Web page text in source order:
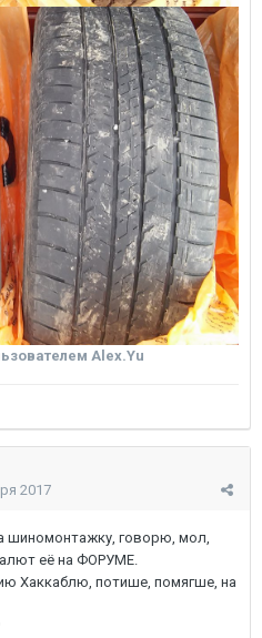
Alex.Yu
2017
шиномонтажку, говорю, мол,
её на ФОРУМЕ.
Хаккаблю, потише, помягше, на